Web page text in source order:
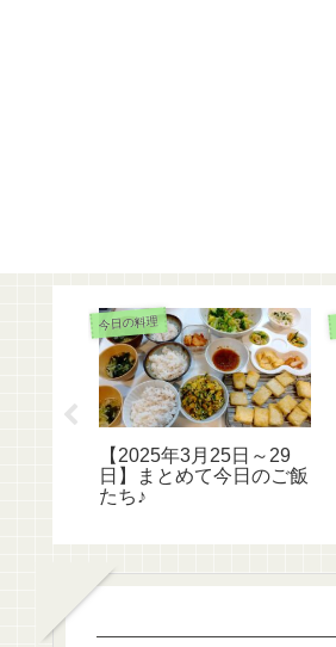
今日の料理
【2025年3月25日～29
日】まとめて今日のご飯
たち♪